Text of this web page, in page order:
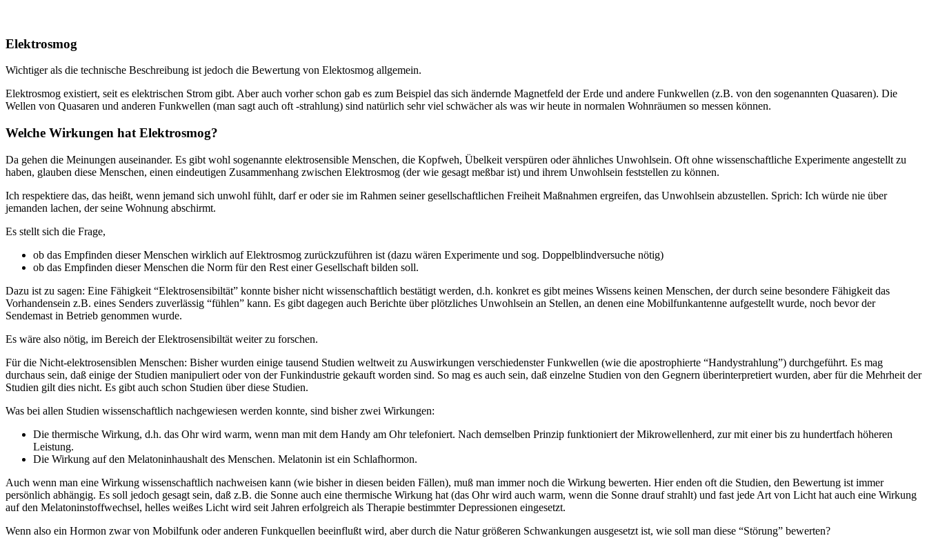
Elektrosmog
Wichtiger als die technische Beschreibung ist jedoch die Bewertung von Elektosmog allgemein.
Elektrosmog existiert, seit es elektrischen Strom gibt. Aber auch vorher schon gab es zum Beispiel das sich ändernde Magnetfeld der Erde und andere Funkwellen (z.B. von den sogenannten Quasaren). Die
Wellen von Quasaren und anderen Funkwellen (man sagt auch oft -strahlung) sind natürlich sehr viel schwächer als was wir heute in normalen Wohnräumen so messen können.
Welche Wirkungen hat Elektrosmog?
Da gehen die Meinungen auseinander. Es gibt wohl sogenannte elektrosensible Menschen, die Kopfweh, Übelkeit verspüren oder ähnliches Unwohlsein. Oft ohne wissenschaftliche Experimente angestellt zu
haben, glauben diese Menschen, einen eindeutigen Zusammenhang zwischen Elektrosmog (der wie gesagt meßbar ist) und ihrem Unwohlsein feststellen zu können.
Ich respektiere das, das heißt, wenn jemand sich unwohl fühlt, darf er oder sie im Rahmen seiner gesellschaftlichen Freiheit Maßnahmen ergreifen, das Unwohlsein abzustellen. Sprich: Ich würde nie über
jemanden lachen, der seine Wohnung abschirmt.
Es stellt sich die Frage,
ob das Empfinden dieser Menschen wirklich auf Elektrosmog zurückzuführen ist (dazu wären Experimente und sog. Doppelblindversuche nötig)
ob das Empfinden dieser Menschen die Norm für den Rest einer Gesellschaft bilden soll.
Dazu ist zu sagen: Eine Fähigkeit “Elektrosensibiltät” konnte bisher nicht wissenschaftlich bestätigt werden, d.h. konkret es gibt meines Wissens keinen Menschen, der durch seine besondere Fähigkeit das
Vorhandensein z.B. eines Senders zuverlässig “fühlen” kann. Es gibt dagegen auch Berichte über plötzliches Unwohlsein an Stellen, an denen eine Mobilfunkantenne aufgestellt wurde, noch bevor der
Sendemast in Betrieb genommen wurde.
Es wäre also nötig, im Bereich der Elektrosensibiltät weiter zu forschen.
Für die Nicht-elektrosensiblen Menschen: Bisher wurden einige tausend Studien weltweit zu Auswirkungen verschiedenster Funkwellen (wie die apostrophierte “Handystrahlung”) durchgeführt. Es mag
durchaus sein, daß einige der Studien manipuliert oder von der Funkindustrie gekauft worden sind. So mag es auch sein, daß einzelne Studien von den Gegnern überinterpretiert wurden, aber für die Mehrheit der
Studien gilt dies nicht. Es gibt auch schon Studien über diese Studien.
Was bei allen Studien wissenschaftlich nachgewiesen werden konnte, sind bisher zwei Wirkungen:
Die thermische Wirkung, d.h. das Ohr wird warm, wenn man mit dem Handy am Ohr telefoniert. Nach demselben Prinzip funktioniert der Mikrowellenherd, zur mit einer bis zu hundertfach höheren
Leistung.
Die Wirkung auf den Melatoninhaushalt des Menschen. Melatonin ist ein Schlafhormon.
Auch wenn man eine Wirkung wissenschaftlich nachweisen kann (wie bisher in diesen beiden Fällen), muß man immer noch die Wirkung bewerten. Hier enden oft die Studien, den Bewertung ist immer
persönlich abhängig. Es soll jedoch gesagt sein, daß z.B. die Sonne auch eine thermische Wirkung hat (das Ohr wird auch warm, wenn die Sonne drauf strahlt) und fast jede Art von Licht hat auch eine Wirkung
auf den Melatoninstoffwechsel, helles weißes Licht wird seit Jahren erfolgreich als Therapie bestimmter Depressionen eingesetzt.
Wenn also ein Hormon zwar von Mobilfunk oder anderen Funkquellen beeinflußt wird, aber durch die Natur größeren Schwankungen ausgesetzt ist, wie soll man diese “Störung” bewerten?